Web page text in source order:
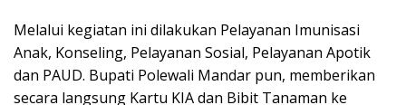
Melalui kegiatan ini dilakukan Pelayanan Imunisasi
Anak, Konseling, Pelayanan Sosial, Pelayanan Apotik
dan PAUD. Bupati Polewali Mandar pun, memberikan
secara langsung Kartu KIA dan Bibit Tanaman ke